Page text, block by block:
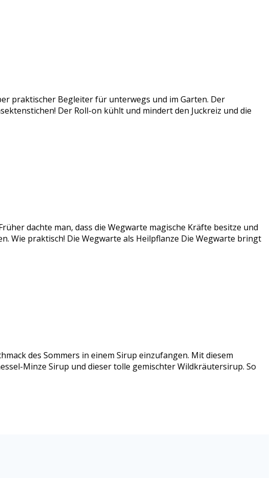
praktischer Begleiter für unterwegs und im Garten. Der
Der Roll-on kühlt und mindert den Juckreiz und die
dachte man, dass die Wegwarte magische Kräfte besitze und
Wie praktisch! Die Wegwarte als Heilpflanze Die Wegwarte bringt
des Sommers in einem Sirup einzufangen. Mit diesem
Minze Sirup und dieser tolle gemischter Wildkräutersirup. So